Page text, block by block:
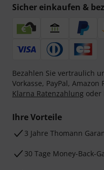
Sicher einkaufen &
Bezahlen Sie vertraulich
Vorkasse, PayPal, Amazon
Klarna Ratenzahlung oder
Ihre Vorteile
3 Jahre Thomann
30 Tage Money-Back-